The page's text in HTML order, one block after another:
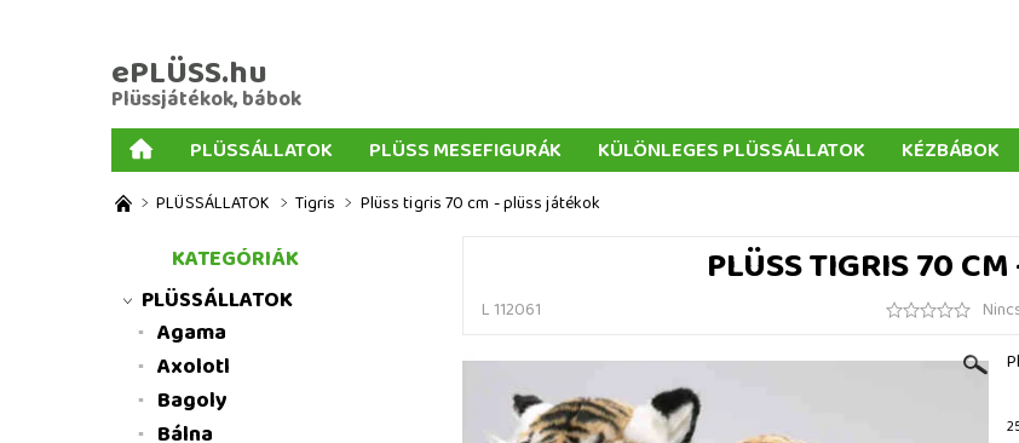
ePLÜSS.hu
Plüssjátékok, bábok
PLÜSSÁLLATOK PLÜSS MESEFIGURÁK KÜLÖNLEGES PLÜSSÁLLATOK KÉZBÁBOK
AJÁNDÉKOK PLÜSSÖKHÖZ
MENNYISÉGI KEDVEZMÉNYEK
ÜZLETI FELTÉTELEK
PLÜSSÁLLATOK Tigris Plüss tigris 70 cm - plüss játékok
PLÜSS TIGRIS 70
L 112061
KATEGÓRIÁK
PLÜSSÁLLATOK
Agama
Axolotl
Bagoly
Bálna